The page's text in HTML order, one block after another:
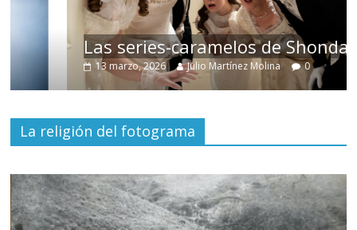
Las series-caramelos de Shondaland
13 marzo, 2026 Julio Martínez Molina 0
La religión del fotograma